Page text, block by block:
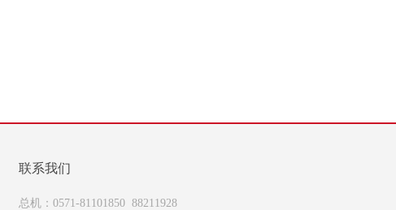
，并结合自有的专利文档管理软件，确保准确完整。提
联系我们
总机：0571-81101850 88211928